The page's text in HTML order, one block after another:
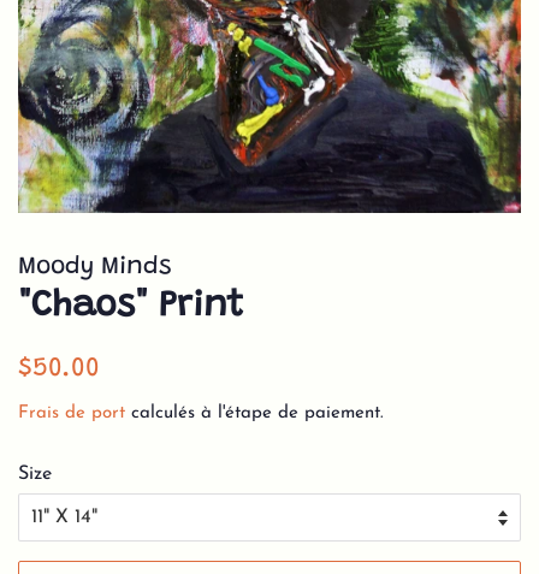
Moody Minds
"Chaos" Print
Prix
$50.00
Frais de port calculés à l'étape de paiement.
Size